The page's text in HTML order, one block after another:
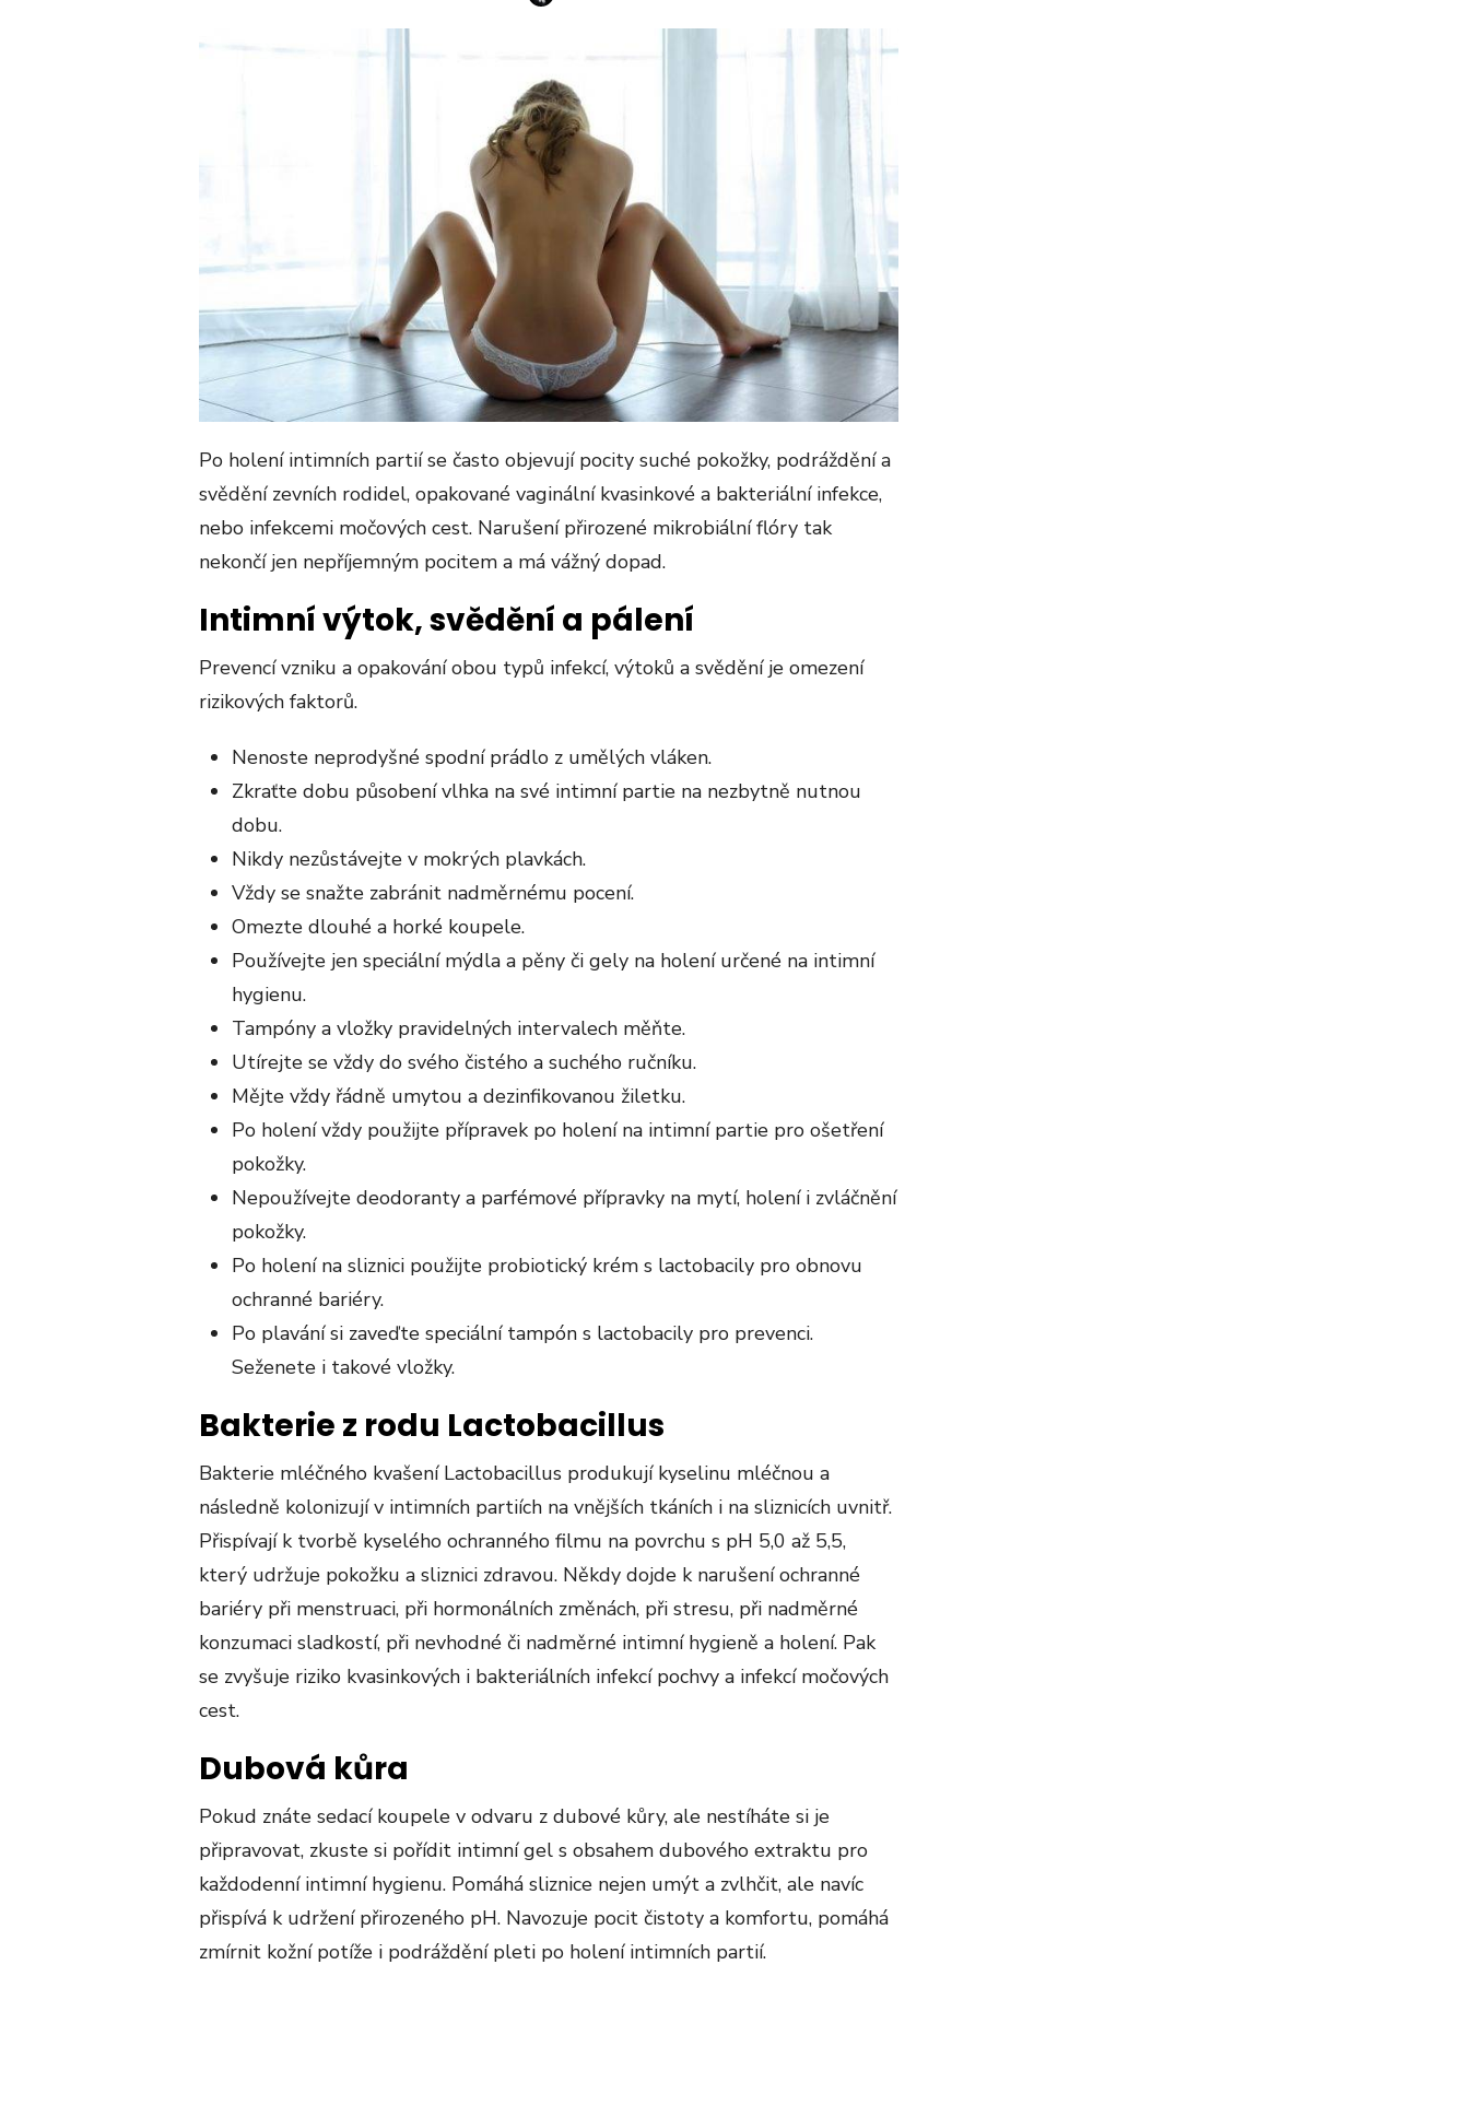
Po holení intimních partií se často objevují pocity suché pokožky, podráždění a
svědění zevních rodidel, opakované vaginální kvasinkové a bakteriální infekce,
nebo infekcemi močových cest. Narušení přirozené mikrobiální flóry tak
nekončí jen nepříjemným pocitem a má vážný dopad.
Intimní výtok, svědění a pálení
Prevencí vzniku a opakování obou typů infekcí, výtoků a svědění je omezení
rizikových faktorů.
Nenoste neprodyšné spodní prádlo z umělých vláken.
Zkraťte dobu působení vlhka na své intimní partie na nezbytně nutnou
dobu.
Nikdy nezůstávejte v mokrých plavkách.
Vždy se snažte zabránit nadměrnému pocení.
Omezte dlouhé a horké koupele.
Používejte jen speciální mýdla a pěny či gely na holení určené na intimní
hygienu.
Tampóny a vložky pravidelných intervalech měňte.
Utírejte se vždy do svého čistého a suchého ručníku.
Mějte vždy řádně umytou a dezinfikovanou žiletku.
Po holení vždy použijte přípravek po holení na intimní partie pro ošetření
pokožky.
Nepoužívejte deodoranty a parfémové přípravky na mytí, holení i zvláčnění
pokožky.
Po holení na sliznici použijte probiotický krém s lactobacily pro obnovu
ochranné bariéry.
Po plavání si zaveďte speciální tampón s lactobacily pro prevenci.
Seženete i takové vložky.
Bakterie z rodu Lactobacillus
Bakterie mléčného kvašení Lactobacillus produkují kyselinu mléčnou a
následně kolonizují v intimních partiích na vnějších tkáních i na sliznicích uvnitř.
Přispívají k tvorbě kyselého ochranného filmu na povrchu s pH 5,0 až 5,5,
který udržuje pokožku a sliznici zdravou. Někdy dojde k narušení ochranné
bariéry při menstruaci, při hormonálních změnách, při stresu, při nadměrné
konzumaci sladkostí, při nevhodné či nadměrné intimní hygieně a holení. Pak
se zvyšuje riziko kvasinkových i bakteriálních infekcí pochvy a infekcí močových
cest.
Dubová kůra
Pokud znáte sedací koupele v odvaru z dubové kůry, ale nestíháte si je
připravovat, zkuste si pořídit intimní gel s obsahem dubového extraktu pro
každodenní intimní hygienu. Pomáhá sliznice nejen umýt a zvlhčit, ale navíc
přispívá k udržení přirozeného pH. Navozuje pocit čistoty a komfortu, pomáhá
zmírnit kožní potíže i podráždění pleti po holení intimních partií.